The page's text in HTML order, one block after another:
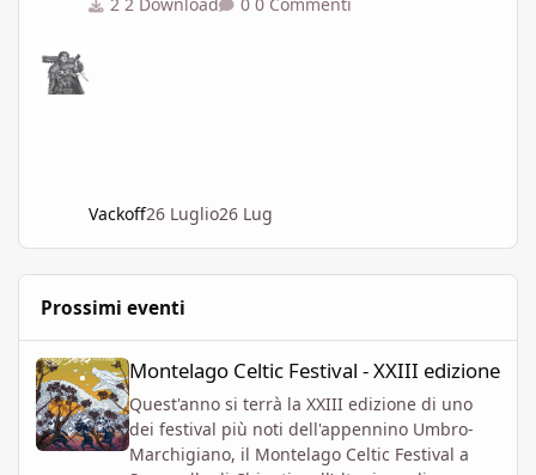
Vackoff26 Luglio26 Lug
Prossimi eventi
Montelago Celtic Festival - XXIII edizione
Montelago Celtic Festival - XXIII edizione
Quest'anno si terrà la XXIII edizione di uno
dei festival più noti dell'appennino Umbro-
Marchigiano, il Montelago Celtic Festival a